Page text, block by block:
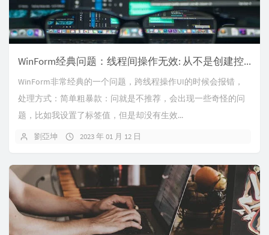
WinForm经典问题：线程间操作无效: 从不是创建控件的线程访问它（包括富文本组件使用）
WinForm非常经典的一个问题，跨线程操作UI的时候会报错，
处理方式：简单粗暴款：问就是不推荐，会出现一些奇怪的问
题，比如我设置了标签值，但是却没有生效...
劉亞坤 2023 年 01 月 12 日